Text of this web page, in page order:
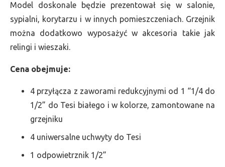
Model doskonale będzie prezentował się w salonie,
sypialni, korytarzu i w innych pomieszczeniach. Grzejnik
można dodatkowo wyposażyć w akcesoria takie jak
relingi i wieszaki.
Cena obejmuje:
4 przyłącza z zaworami redukcyjnymi od 1 “1/4 do
1/2” do Tesi białego i w kolorze, zamontowane na
grzejniku
4 uniwersalne uchwyty do Tesi
1 odpowietrznik 1/2”